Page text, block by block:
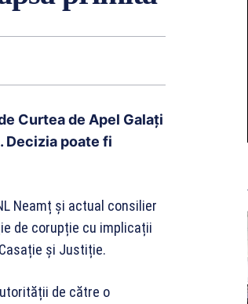
Curtea de Apel Galați
Decizia poate fi
Neamț și actual consilier
de corupție cu implicații
și Justiție.
de către o